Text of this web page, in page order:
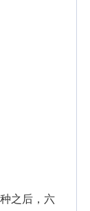
之后，六